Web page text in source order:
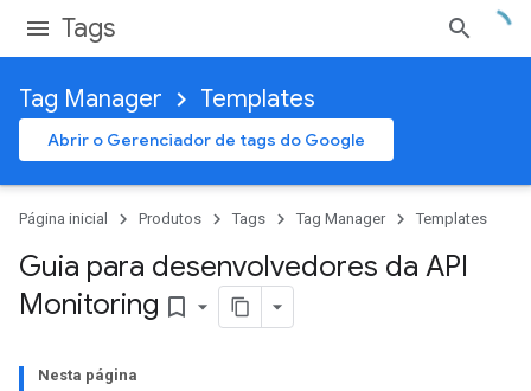
Tags
Tag Manager Templates
Abrir o Gerenciador de tags do Google
Página inicial Produtos Tags Tag Manager Templates
Guia para desenvolvedores da API
Monitoring bookmark_border
Nesta página